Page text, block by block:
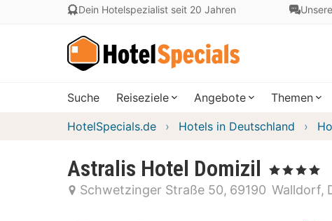
Dein Hotelspezialist seit 20 Jahren
Suche Reiseziele Angebote Themen
HotelSpecials.de Hotels in Deutschland
Astralis Hotel Domizil , 4 Sterne
Schwetzinger Straße 50 69190 Walldorf